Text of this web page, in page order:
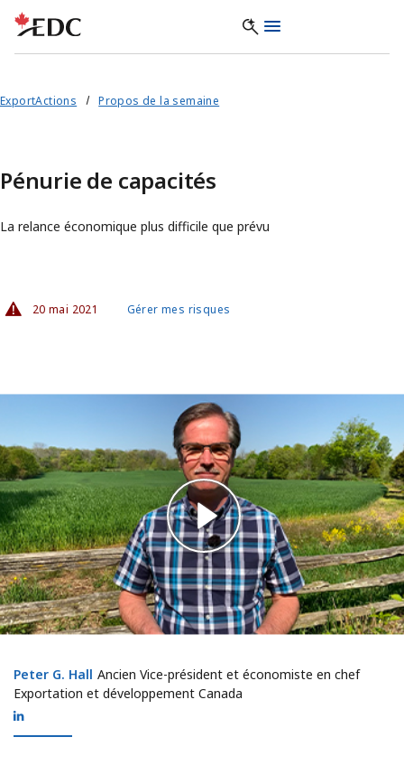
ExportActions Propos de la semaine
Pénurie de capacités
La relance économique plus difficile que prévu
20 mai 2021 Gérer mes risques
Peter G. Hall
Peter G. Hall Ancien Vice-président et économiste en chef
Exportation et développement Canada